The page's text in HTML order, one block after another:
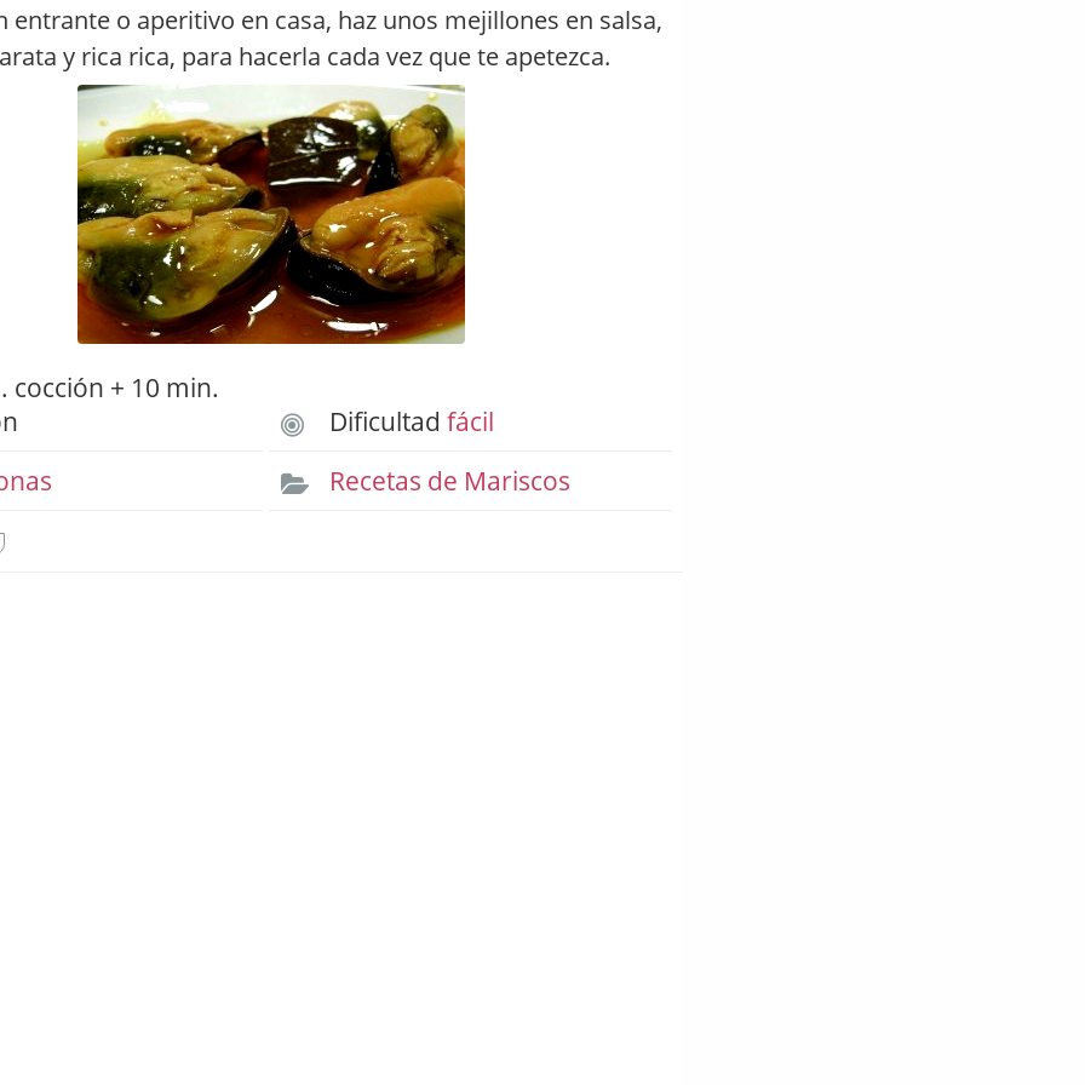
entrante o aperitivo en casa, haz unos mejillones en salsa,
y rica rica, para hacerla cada vez que te apetezca.
cocción + 10 min.
Dificultadfácil
Recetas de Mariscos